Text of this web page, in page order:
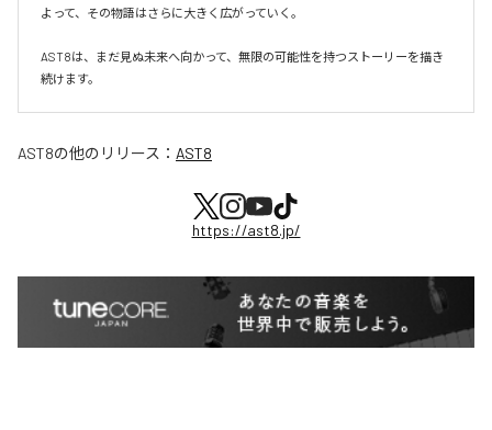
よって、その物語はさらに大きく広がっていく。
AST8は、まだ見ぬ未来へ向かって、無限の可能性を持つストーリーを描き
続けます。
AST8の他のリリース： AST8
https://ast8.jp/